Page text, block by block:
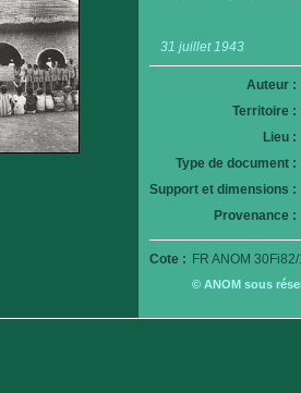
31 juillet 1943
Auteur :
Territoire :
Lieu :
Type de document :
Support et dimensions :
Provenance :
Cote : FR ANOM
© ANOM sous